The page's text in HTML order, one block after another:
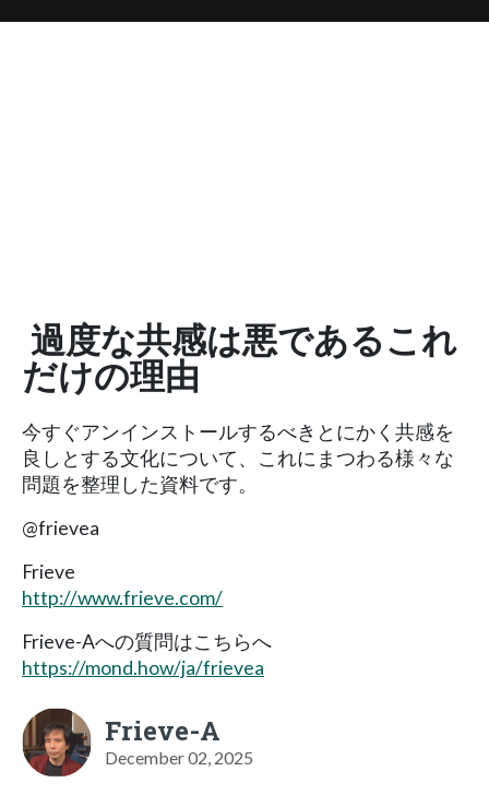
過度な共感は悪であるこれ
だけの理由
今すぐアンインストールするべきとにかく共感を
良しとする文化について、これにまつわる様々な
問題を整理した資料です。
@frievea
Frieve
http://www.frieve.com/
Frieve-Aへの質問はこちらへ
https://mond.how/ja/frievea
Frieve-A
December 02, 2025